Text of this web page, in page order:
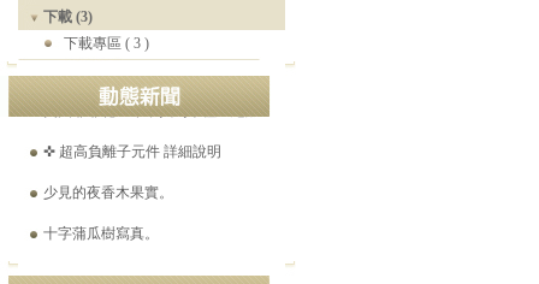
下載 (3)
下載專區 ( 3 )
溫帶梨平地結果。2021-05-15
☎ 工程苗木產品目錄 (Ver.16)
美國爺爺花25年，找到千種「絕跡蘋果」。